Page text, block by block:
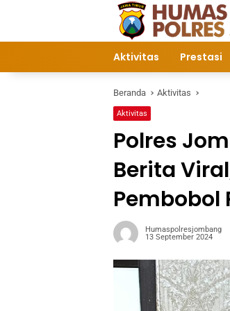
Aktivitas Prestasi
Beranda Aktivitas
Aktivitas
Polres
Berita
Pembobol
Humaspolresjombang
13 September 2024